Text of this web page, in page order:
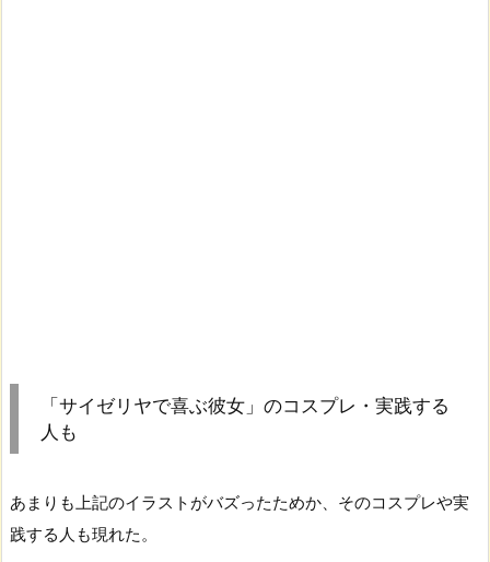
「サイゼリヤで喜ぶ彼女」のコスプレ・実践する
人も
あまりも上記のイラストがバズったためか、そのコスプレや実
践する人も現れた。